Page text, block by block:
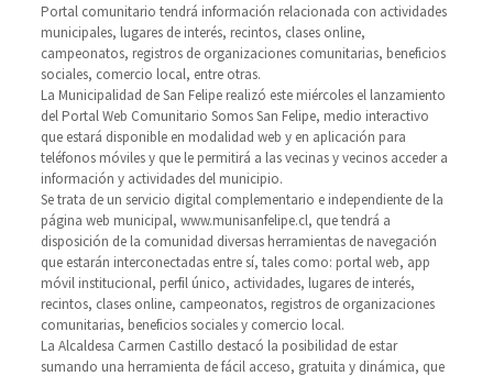
Portal comunitario tendrá información relacionada con actividades
municipales, lugares de interés, recintos, clases online,
campeonatos, registros de organizaciones comunitarias, beneficios
sociales, comercio local, entre otras.
La Municipalidad de San Felipe realizó este miércoles el lanzamiento
del Portal Web Comunitario Somos San Felipe, medio interactivo
que estará disponible en modalidad web y en aplicación para
teléfonos móviles y que le permitirá a las vecinas y vecinos acceder a
información y actividades del municipio.
Se trata de un servicio digital complementario e independiente de la
página web municipal, www.munisanfelipe.cl, que tendrá a
disposición de la comunidad diversas herramientas de navegación
que estarán interconectadas entre sí, tales como: portal web, app
móvil institucional, perfil único, actividades, lugares de interés,
recintos, clases online, campeonatos, registros de organizaciones
comunitarias, beneficios sociales y comercio local.
La Alcaldesa Carmen Castillo destacó la posibilidad de estar
sumando una herramienta de fácil acceso, gratuita y dinámica, que